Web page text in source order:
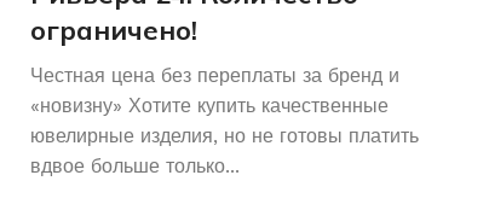
ограничено!
Честная цена без переплаты за бренд и
«новизну» Хотите купить качественные
ювелирные изделия, но не готовы платить
вдвое больше только...